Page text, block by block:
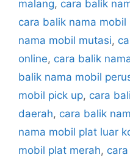
malang, cara balik
cara balik nama mobil
nama mobil mutasi,
online, cara balik
balik nama mobil
mobil pick up, cara
daerah, cara balik
nama mobil plat luar
mobil plat merah,